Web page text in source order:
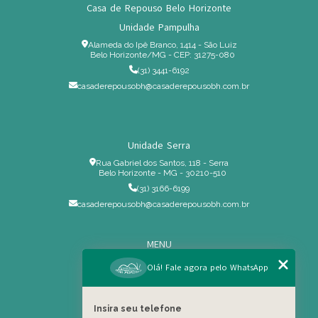
Casa de Repouso Belo Horizonte
Unidade Pampulha
Alameda do Ipê Branco, 1414 - São Luiz
Belo Horizonte/MG - CEP: 31275-080
(31) 3441-6192
casaderepousobh@casaderepousobh.com.br
Unidade Serra
Rua Gabriel dos Santos, 118 - Serra
Belo Horizonte - MG - 30210-510
(31) 3166-6199
casaderepousobh@casaderepousobh.com.br
MENU
Home
Institucional
Olá! Fale agora pelo WhatsApp
Insira seu telefone